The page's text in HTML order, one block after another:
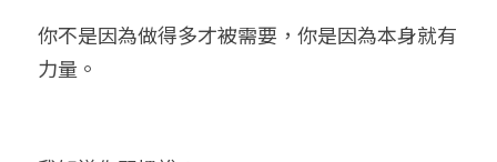
你不是因為做得多才被需要，你是因為本身就有
力量。